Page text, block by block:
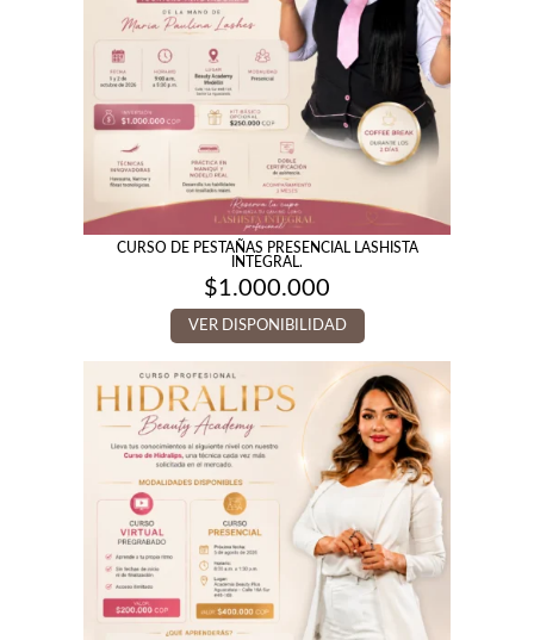
CURSO DE PESTAÑAS PRESENCIAL LASHISTA
INTEGRAL.
$1.000.000
VER DISPONIBILIDAD